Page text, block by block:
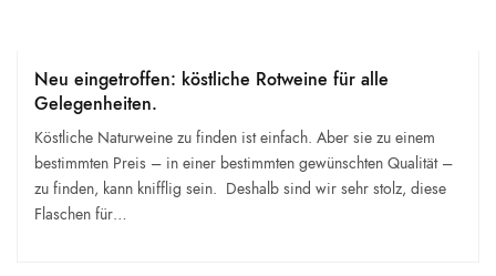
Neu eingetroffen: köstliche Rotweine für alle
Gelegenheiten.
Köstliche Naturweine zu finden ist einfach. Aber sie zu einem
bestimmten Preis – in einer bestimmten gewünschten Qualität –
zu finden, kann knifflig sein. Deshalb sind wir sehr stolz, diese
Flaschen für…